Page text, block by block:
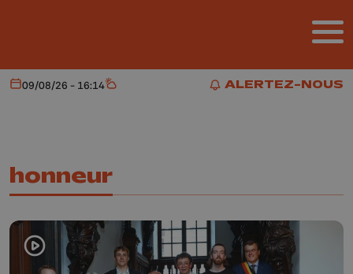
ALERTEZ-NOUS
ALERTEZ-NOUS
Aujourd'hui
09/08/26 - 16:14 Météo
honneur